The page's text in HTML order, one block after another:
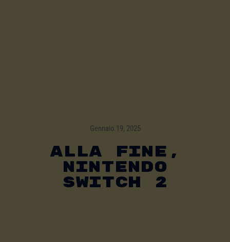
Gennaio 19, 2025
ALLA FINE,
NINTENDO
SWITCH 2